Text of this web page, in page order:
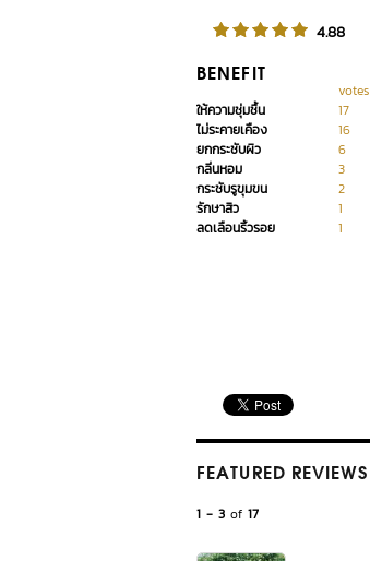
4.88
BENEFIT
votes
ให้ความชุ่มชื้น
17
ไม่ระคายเคือง
16
ยกกระชับผิว
6
กลิ่นหอม
3
กระชับรูขุมขน
2
รักษาสิว
1
ลดเลือนริ้วรอย
1
FEATURED REVIEWS
1 - 3 of 17